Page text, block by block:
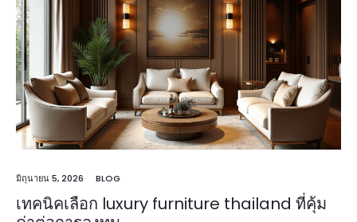
มิถุนายน 5, 2026 BLOG
เทคนิคเลือก luxury furniture thailand ที่คุ้ม